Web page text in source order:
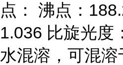
点： 沸点：
1.036 比旋光度
水混溶，可混溶